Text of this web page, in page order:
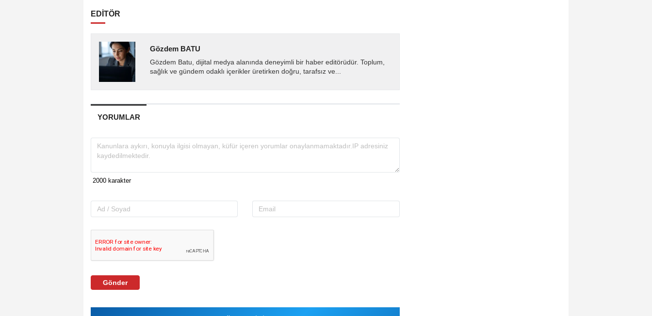
EDİTÖR
Gözdem BATU
Gözdem Batu, dijital medya alanında deneyimli bir haber editörüdür. Toplum,
sağlık ve gündem odaklı içerikler üretirken doğru, tarafsız ve...
YORUMLAR
Gönder